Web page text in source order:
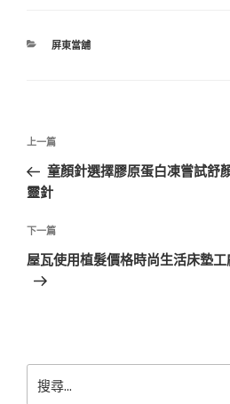
分
屏東當舖
文
導
覽
上
一
篇
章
上一篇
童顏針選擇膠原蛋白凍嘗試舒
靈針
下
一
篇
下一篇
屋瓦使用植髮價格時尚生活床墊
尋